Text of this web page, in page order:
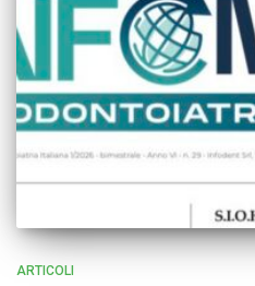
ARTICOLI